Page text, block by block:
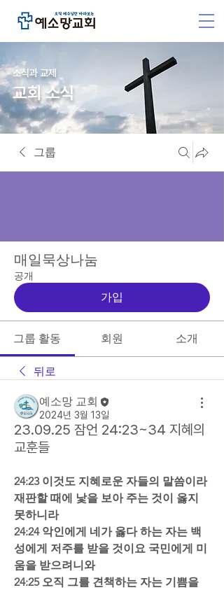
소식과 교제
교회 소식
그룹
매일묵상나눔
공개
가입
그룹 활동 회원 소개
뒤로
예소망 교회
2024년 3월 13일
23.09.25 잠언 24:23~34 지혜의
교훈들
24:23 이것도 지혜로운 자들의 말씀이라
재판할 때에 낯을 보아 주는 것이 옳지
못하니라
24:24 악인에게 네가 옳다 하는 자는 백
성에게 저주를 받을 것이요 국민에게 미
움을 받으려니와
24:25 오직 그를 견책하는 자는 기쁨을